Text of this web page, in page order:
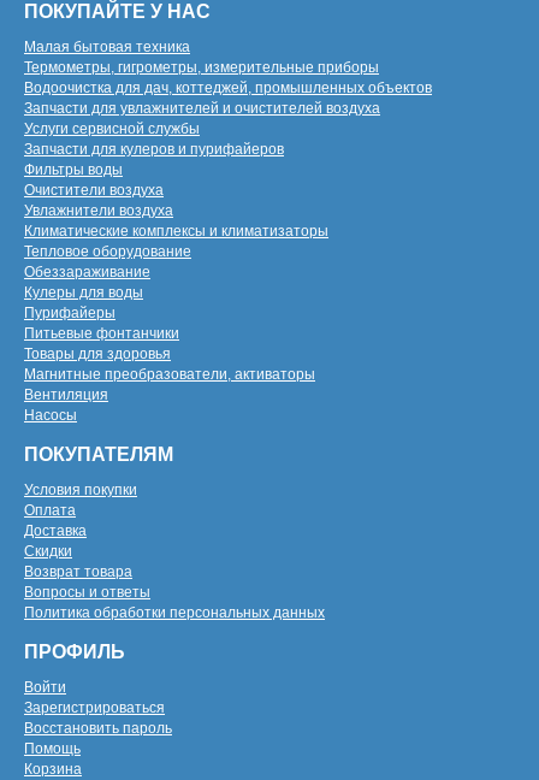
ПОКУПАЙТЕ У НАС
Малая бытовая техника
Термометры, гигрометры, измерительные приборы
Водоочистка для дач, коттеджей, промышленных объектов
Запчасти для увлажнителей и очистителей воздуха
Услуги сервисной службы
Запчасти для кулеров и пурифайеров
Фильтры воды
Очистители воздуха
Увлажнители воздуха
Климатические комплексы и климатизаторы
Тепловое оборудование
Обеззараживание
Кулеры для воды
Пурифайеры
Питьевые фонтанчики
Товары для здоровья
Магнитные преобразователи, активаторы
Вентиляция
Насосы
ПОКУПАТЕЛЯМ
Условия покупки
Оплата
Доставка
Скидки
Возврат товара
Вопросы и ответы
Политика обработки персональных данных
ПРОФИЛЬ
Войти
Зарегистрироваться
Восстановить пароль
Помощь
Корзина